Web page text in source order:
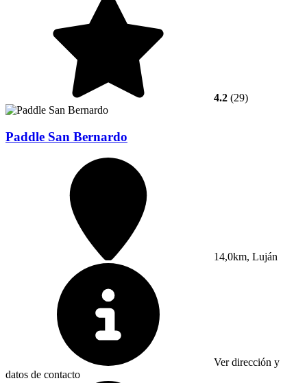
4.2 (29)
Paddle San Bernardo
14,0km, Luján
Ver dirección y
datos de contacto